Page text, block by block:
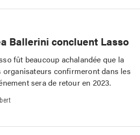
Ballerini concluent Lasso
fût beaucoup achalandée que la
organisateurs confirmeront dans les
sera de retour en 2023.